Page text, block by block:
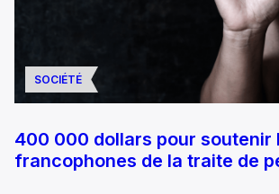
SOCIÉTÉ
400 000 dollars pour soutenir
francophones de la traite de